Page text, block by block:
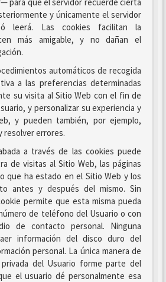
y únicamente el servidor
leerá. Las cookies facilitan la
más amigable, y no dañan el
automáticos de recogida
a las preferencias determinadas
su visita al Sitio Web con el fin de
y personalizar su experiencia y
y pueden también, por ejemplo,
resolver errores.
a través de las cookies puede
de visitas al Sitio Web, las páginas
que ha estado en el Sitio Web y los
antes y después del mismo. Sin
permite que esta misma pueda
de teléfono del Usuario o con
de contacto personal. Ninguna
información del disco duro del
personal. La única manera de
del Usuario forme parte del
el usuario dé personalmente esa